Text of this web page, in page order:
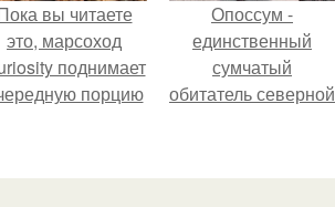
вы читаете
это, марсоход
поднимает
порцию
Опоссум -
единственный
сумчатый
обитатель северной